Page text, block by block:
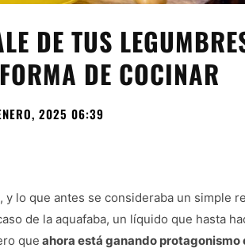
DE TUS
DE COCINAR
2025 06:39
y lo que antes se consideraba un simple
de la aquafaba, un líquido que hasta
que ahora está ganando